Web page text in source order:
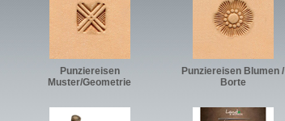
Punziereisen
Muster/Geometrie
Punziereisen Blumen /
Borte